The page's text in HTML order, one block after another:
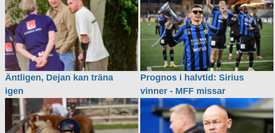
Äntligen, Dejan kan träna
igen
Prognos i halvtid: Sirius
vinner - MFF missar